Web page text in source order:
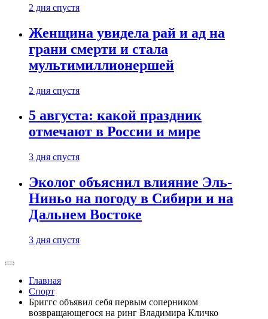
2 дня спустя
Женщина увидела рай и ад на
грани смерти и стала
мультимиллионершей
2 дня спустя
5 августа: какой праздник
отмечают в России и мире
3 дня спустя
Эколог объяснил влияние Эль-
Ниньо на погоду в Сибири и на
Дальнем Востоке
3 дня спустя
Главная
Спорт
Бриггс объявил себя первым соперником
возвращающегося на ринг Владимира Кличко